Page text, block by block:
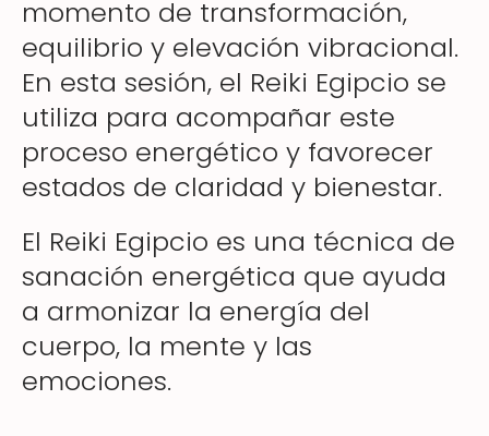
momento de transformación,
equilibrio y elevación vibracional.
En esta sesión, el Reiki Egipcio se
utiliza para acompañar este
proceso energético y favorecer
estados de claridad y bienestar.
El Reiki Egipcio es una técnica de
sanación energética que ayuda
a armonizar la energía del
cuerpo, la mente y las
emociones.